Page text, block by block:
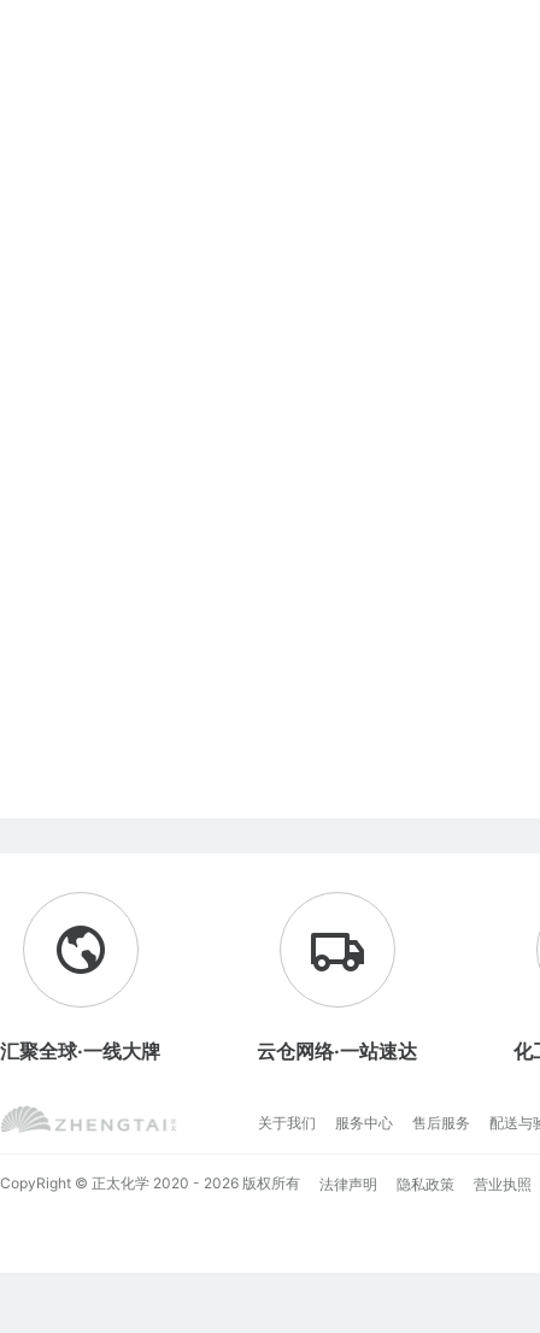
汇聚全球·一线大牌 云仓网络·一站速达 化
关于我们 服务中心 售后服务 配送与
CopyRight © 正太化学 2020 - 2026 版权所有 法律声明 隐私政策 营业执照